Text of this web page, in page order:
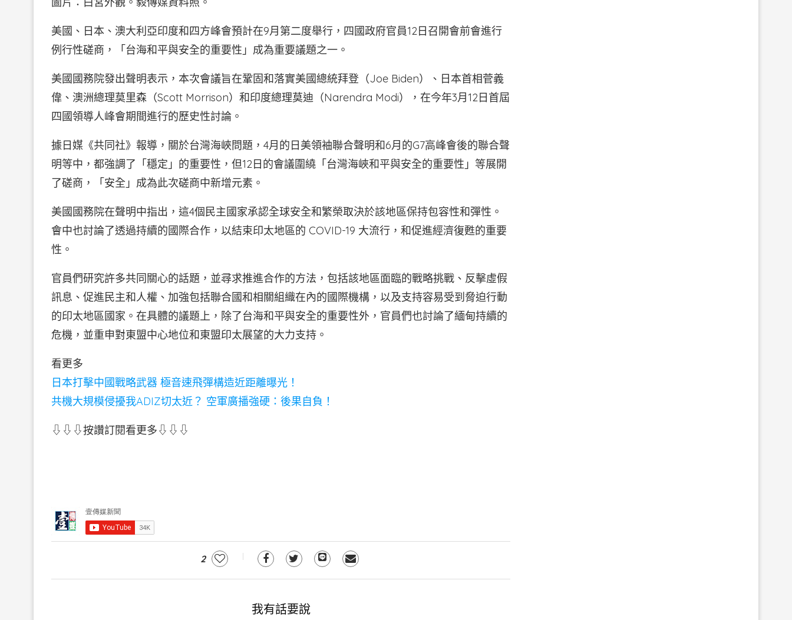
美國、日本、澳大利亞印度和四方峰會預計在9月第二度舉行，四國政府官員12日召開會前會進行
例行性磋商，「台海和平與安全的重要性」成為重要議題之一。
美國國務院發出聲明表示，本次會議旨在鞏固和落實美國總統拜登（Joe Biden）、日本首相菅義
偉、澳洲總理莫里森（Scott Morrison）和印度總理莫迪（Narendra Modi），在今年3月12日首屆
四國領導人峰會期間進行的歷史性討論。
據日媒《共同社》報導，關於台灣海峽問題，4月的日美領袖聯合聲明和6月的G7高峰會後的聯合聲
明等中，都強調了「穩定」的重要性，但12日的會議圍繞「台灣海峽和平與安全的重要性」等展開
了磋商，「安全」成為此次磋商中新增元素。
美國國務院在聲明中指出，這4個民主國家承認全球安全和繁榮取決於該地區保持包容性和彈性。
會中也討論了透過持續的國際合作，以結束印太地區的 COVID-19 大流行，和促進經濟復甦的重要
性。
官員們研究許多共同關心的話題，並尋求推進合作的方法，包括該地區面臨的戰略挑戰、反擊虛假
訊息、促進民主和人權、加強包括聯合國和相關組織在內的國際機構，以及支持容易受到脅迫行動
的印太地區國家。在具體的議題上，除了台海和平與安全的重要性外，官員們也討論了緬甸持續的
危機，並重申對東盟中心地位和東盟印太展望的大力支持。
看更多
日本打擊中國戰略武器 極音速飛彈構造近距離曝光！
共機大規模侵擾我ADIZ切太近？ 空軍廣播強硬：後果自負！
⇩⇩⇩按讚訂閱看更多⇩⇩⇩
2
我有話要說